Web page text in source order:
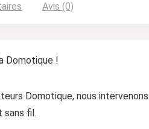
Avis (0)
Domotique !
Domotique, nous
sans fil.